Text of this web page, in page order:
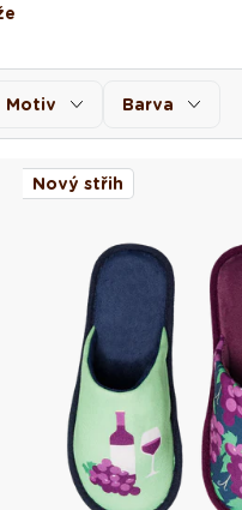
Motiv Barva
Nový střih